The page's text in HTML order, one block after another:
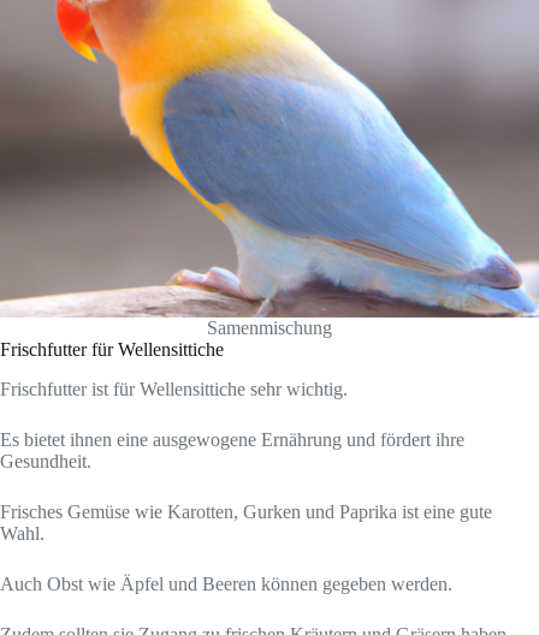
Samenmischung
Frischfutter für Wellensittiche
Frischfutter ist für Wellensittiche sehr wichtig.
Es bietet ihnen eine ausgewogene Ernährung und fördert ihre
Gesundheit.
Frisches Gemüse wie Karotten, Gurken und Paprika ist eine gute
Wahl.
Auch Obst wie Äpfel und Beeren können gegeben werden.